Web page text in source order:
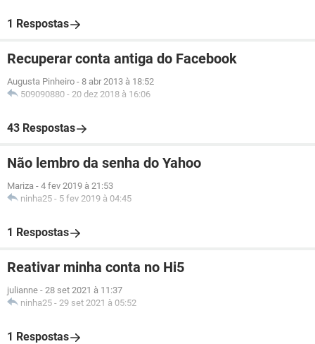
1 Respostas
Recuperar conta antiga do Facebook
Augusta Pinheiro - 8 abr 2013 à 18:52
509090880 - 20 dez 2018 à 16:06
43 Respostas
Não lembro da senha do Yahoo
Mariza - 4 fev 2019 à 21:53
ninha25 - 5 fev 2019 à 04:45
1 Respostas
Reativar minha conta no Hi5
julianne - 28 set 2021 à 11:37
ninha25 - 29 set 2021 à 05:52
1 Respostas